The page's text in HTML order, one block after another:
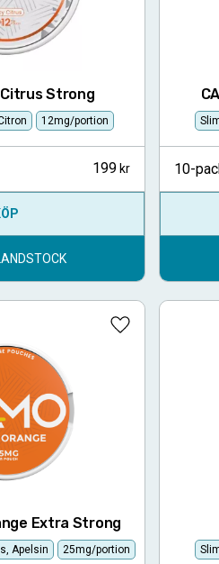
Citrus Strong
12mg/portion
199 10-
Extra Strong
Apelsin 25mg/portion
Lägg till i